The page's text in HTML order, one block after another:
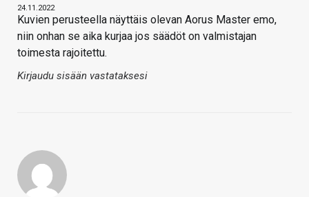
24.11.2022
Kuvien perusteella näyttäis olevan Aorus Master emo,
niin onhan se aika kurjaa jos säädöt on valmistajan
toimesta rajoitettu.
Kirjaudu sisään vastataksesi